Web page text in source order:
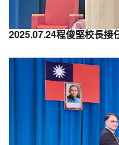
2025.07.24程俊堅校長接